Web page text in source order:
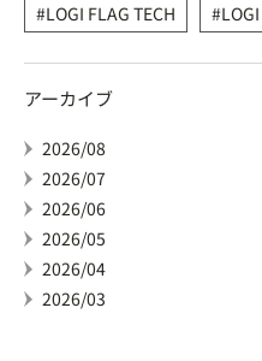
LOGI FLAG TECH
アーカイブ
2026/08
2026/07
2026/06
2026/05
2026/04
2026/03